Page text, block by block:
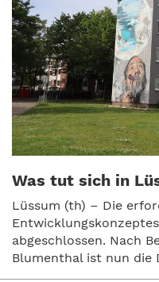
Was tut sich in
Lüssum (th) – Die
abgeschlossen. Nach
Blumenthal ist nun die